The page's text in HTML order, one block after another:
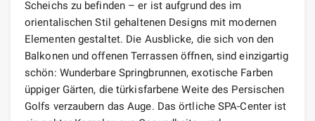
Scheichs zu befinden – er ist aufgrund des im
orientalischen Stil gehaltenen Designs mit modernen
Elementen gestaltet. Die Ausblicke, die sich von den
Balkonen und offenen Terrassen öffnen, sind einzigartig
schön: Wunderbare Springbrunnen, exotische Farben
üppiger Gärten, die türkisfarbene Weite des Persischen
Golfs verzaubern das Auge. Das örtliche SPA-Center ist